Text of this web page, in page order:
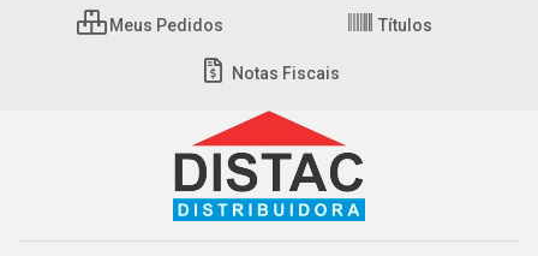
Meus Pedidos Títulos
Notas Fiscais